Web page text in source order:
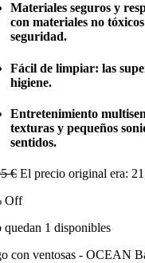
Materiales seguros y
con materiales no
seguridad.
Fácil de limpiar: las
higiene.
Entretenimiento
texturas y pequeños
sentidos.
€ El precio original era:
Off
quedan 1 disponibles
con ventosas - OCEAN